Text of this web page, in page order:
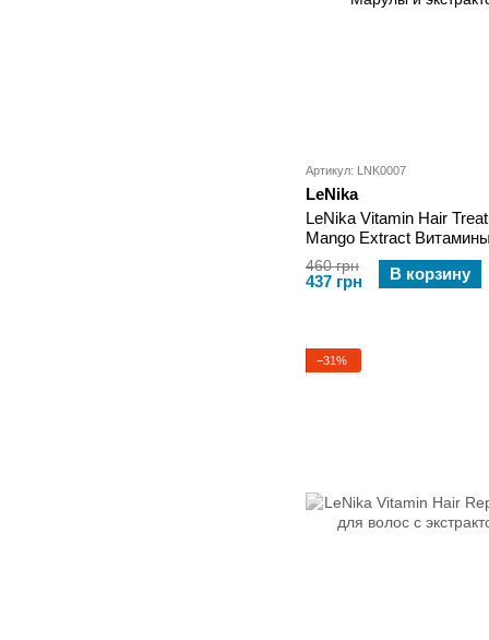
Артикул: LNK0007
LeNika
LeNika Vitamin Hair
Mango Extract
Марулы и экстрактом
460 грн
437 грн В корзину
−31%